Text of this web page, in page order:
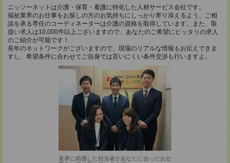
ニッソーネットは介護・保育・看護に特化した人材サービス会社です。
福祉業界のお仕事をお探しの方のお気持ちにしっかり寄り添えるよう、ご相
談を承る専任のコーディネーターは介護の資格を取得しています。また、取
扱い求人は10,000件以上ございますので、あなたのご希望にピッタリの求人
のご紹介が可能です！
長年のネットワークがございますので、現場のリアルな情報もお伝えできま
すし、希望条件に合わせてご自身では言いにくい条件交渉も行いますよ。
業界に精通した担当者があなたに合ったお仕